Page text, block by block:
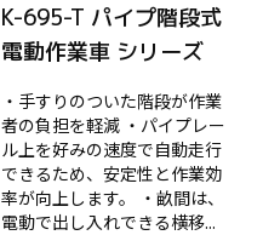
K-695-T パイプ階段式
電動作業車 シリーズ
・手すりのついた階段が作業
者の負担を軽減 ・パイプレー
ル上を好みの速度で自動走行
できるため、安定性と作業効
率が向上します。 ・畝間は、
電動で出し入れできる横移...